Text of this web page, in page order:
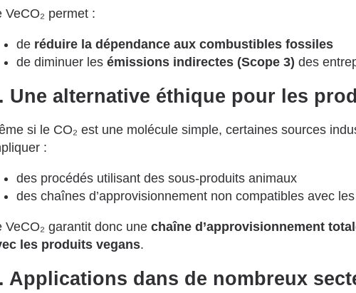
VeCO₂ permet :
de réduire la dépendance aux combustibles fossiles
de diminuer les émissions indirectes (Scope 3) des
Une alternative éthique pour les
si le CO₂ est une molécule simple, certaines sources
:
des procédés utilisant des sous-produits animaux
des chaînes d’approvisionnement non compatibles avec
VeCO₂ garantit donc une chaîne d’approvisionnement
les produits vegans.
Applications dans de nombreux